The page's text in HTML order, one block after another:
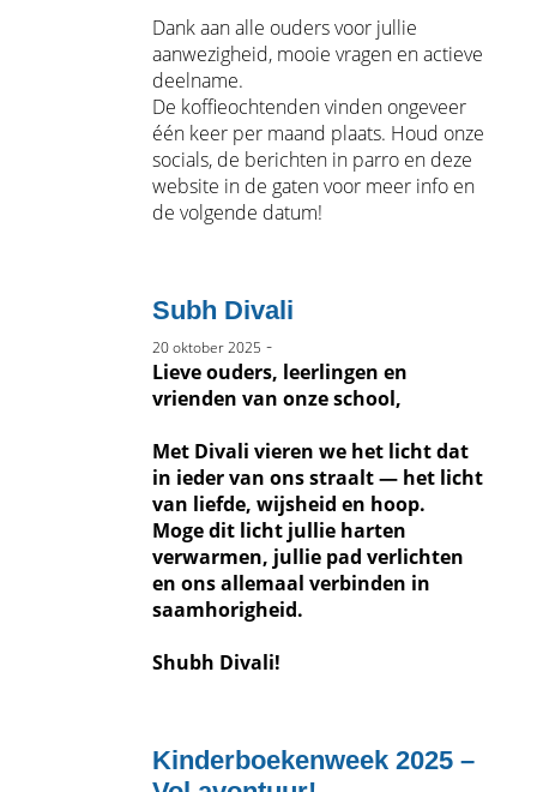
Dank aan alle ouders voor jullie
aanwezigheid, mooie vragen en actieve
deelname.
De koffieochtenden vinden ongeveer
één keer per maand plaats. Houd onze
socials, de berichten in parro en deze
website in de gaten voor meer info en
de volgende datum!
Subh Divali
20 oktober 2025 -
Lieve ouders, leerlingen en
vrienden van onze school,
Met Divali vieren we het licht dat
in ieder van ons straalt — het licht
van liefde, wijsheid en hoop.
Moge dit licht jullie harten
verwarmen, jullie pad verlichten
en ons allemaal verbinden in
saamhorigheid.
Shubh Divali!
Kinderboekenweek 2025 –